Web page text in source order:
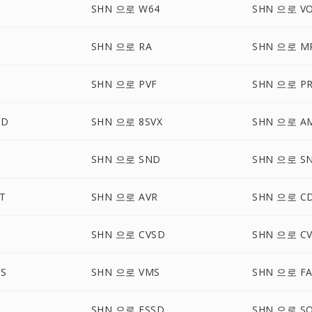
SHN 으로 W64 SHN 으로
SHN 으로 RA SHN 으로
SHN 으로 PVF SHN 으로
SHN 으로 8SVX SHN 으로
SHN 으로 SND SHN 으로
SHN 으로 AVR SHN 으로
SHN 으로 CVSD SHN 으로
SHN 으로 VMS SHN 으로